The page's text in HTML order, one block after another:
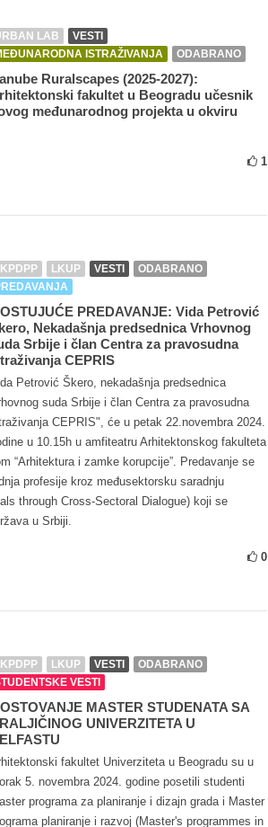
LAB
VESTI
ISTRAŽIVANJA
ODABRANO
Ruralscapes (2025-2027):
fakultet u Beogradu učesnik
međunarodnog projekta u okviru
1
LKUP VESTI
ODABRANO
PREDAVANJE: Vida Petrović
Nekadašnja predsednica Vrhovnog
Srbije i član Centra za pravosudna
CEPRIS
Petrović Škero, nekadašnja predsednica
suda Srbije i član Centra za pravosudna
CEPRIS", će u petak 22.novembra 2024.
u 10.15h u amfiteatru Arhitektonskog fakulteta
“Arhitektura i zamke korupcije”. Predavanje se
profesije kroz međusektorsku saradnju
through Cross-Sectoral Dialogue) koji se
u Srbiji.
0
LKUP VESTI
ODABRANO
VESTI
MASTER STUDENATA SA
UNIVERZITETA U
fakultet Univerziteta u Beogradu su u
5. novembra 2024. godine posetili studenti
programa za planiranje i dizajn grada i Master
planiranje i razvoj (Master's programmes in